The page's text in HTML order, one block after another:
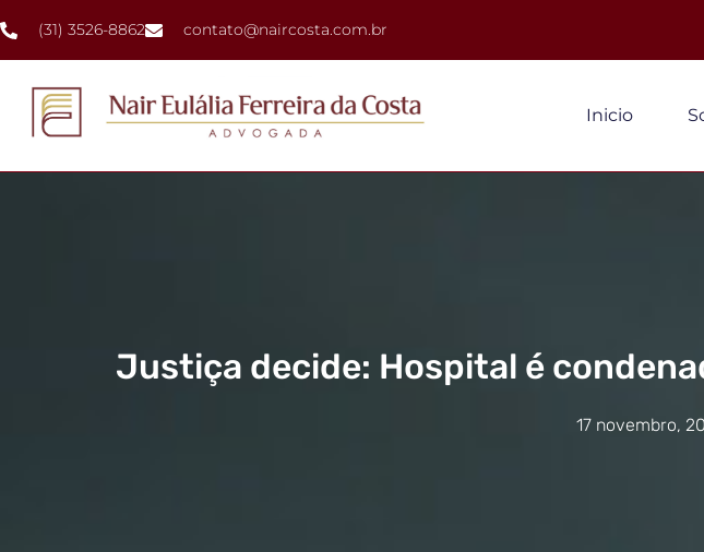
(31) 3526-8862 contato@naircosta.com.br
Inicio
Justiça decide: Hospital é
17 novembro,